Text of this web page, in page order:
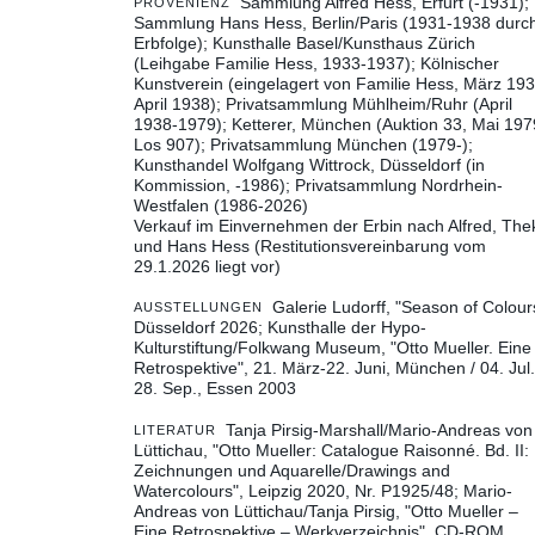
Sammlung Hans Hess, Berlin/Paris (1931-1938
Erbfolge); Kunsthalle Basel/Kunsthaus Zürich
(Leihgabe Familie Hess, 1933-1937); Kölnischer
Kunstverein (eingelagert von Familie Hess, März
April 1938); Privatsammlung Mühlheim/Ruhr (April
1938-1979); Ketterer, München (Auktion 33, Mai
Los 907); Privatsammlung München (1979-);
Kunsthandel Wolfgang Wittrock, Düsseldorf (in
Kommission, -1986); Privatsammlung Nordrhein-
Westfalen (1986-2026)
Verkauf im Einvernehmen der Erbin nach Alfred,
und Hans Hess (Restitutionsvereinbarung vom
29.1.2026 liegt vor)
AUSSTELLUNGEN
Galerie Ludorff, "Season of
Düsseldorf 2026 Kunsthalle der Hypo-
Kulturstiftung/Folkwang Museum, "Otto Mueller. Eine
Retrospektive", 21. März-22. Juni, München / 04.
28. Sep., Essen 2003
LITERATUR
Tanja Pirsig-Marshall/Mario-Andreas von
Lüttichau, "Otto Mueller: Catalogue Raisonné. Bd. II:
Zeichnungen und Aquarelle/Drawings and
Watercolours", Leipzig 2020, Nr. P1925/48
Mario-
Andreas von Lüttichau/Tanja Pirsig, "Otto Mueller –
Eine Retrospektive – Werkverzeichnis", CD-ROM,